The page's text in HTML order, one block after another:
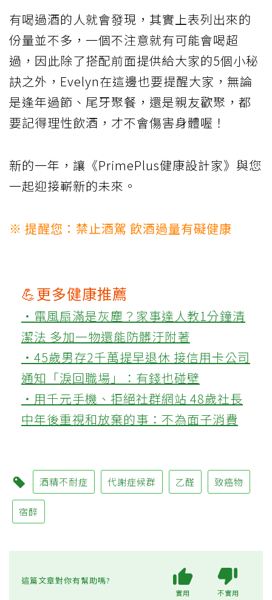
有喝過酒的人就會發現，其實上表列出來的
份量並不多，一個不注意就有可能會喝超
過，因此除了搭配前面提供給大家的5個小秘
訣之外，Evelyn在這邊也要提醒大家，無論
是逢年過節、尾牙聚餐，還是親友歡聚，都
要記得理性飲酒，才不會傷害身體喔！
新的一年，讓《PrimePlus健康設計家》與您
一起迎接嶄新的未來。
※ 提醒您：禁止酒駕 飲酒過量有礙健康
💪更多健康推薦
‧電風扇滿是灰塵？家事達人教1分鐘清
潔法 多加一物還能防髒汙附著
‧45歲男存2千萬提早退休 接信用卡公司
通知「淚回職場」：有錢也碰壁
‧用千元手機、拒絕社群網站 48歲社長
中年後重視和放棄的事：不為面子消費
酒精不耐症 代謝症候群 乙醛 致癌物
宿醉
這篇文章對你有幫助嗎?
實用 不實用